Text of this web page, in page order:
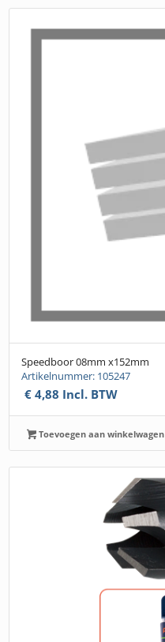
Speedboor 08mm x152mm
Artikelnummer: 105247
€ 4,88 Incl. BTW
Toevoegen aan winkelwagen